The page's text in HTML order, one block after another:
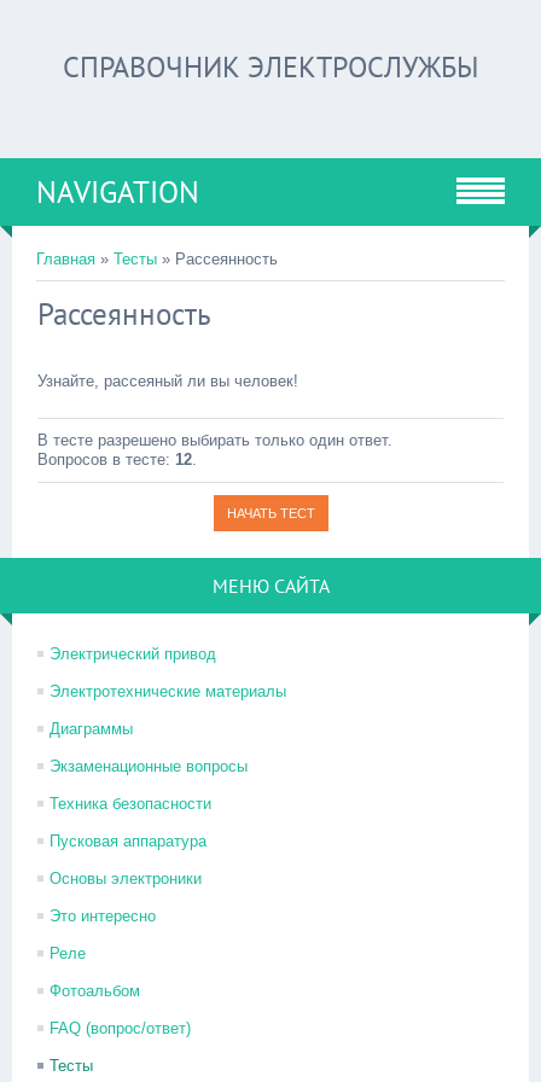
СПРАВОЧНИК ЭЛЕКТРОСЛУЖБЫ
NAVIGATION
Главная » Тесты » Рассеянность
Рассеянность
Узнайте, рассеяный ли вы человек!
В тесте разрешено выбирать только один ответ.
Вопросов в тесте: 12.
МЕНЮ САЙТА
Электрический привод
Электротехнические материалы
Диаграммы
Экзаменационные вопросы
Техника безопасности
Пусковая аппаратура
Основы электроники
Это интересно
Реле
Фотоальбом
FAQ (вопрос/ответ)
Тесты